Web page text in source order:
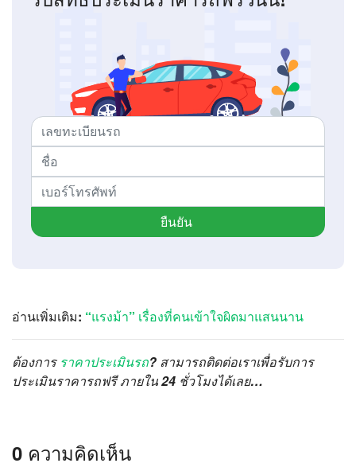
ยืนยัน
อ่านเพิ่มเติม: “แรงม้า” เรื่องที่คนเข้าใจผิดมาแสนนาน
ต้องการ ราคาประเมินรถ? สามารถติดต่อเราเพื่อรับการ
ประเมินราคารถฟรี ภายใน 24 ชั่วโมงได้เลย…
0 ความคิดเห็น